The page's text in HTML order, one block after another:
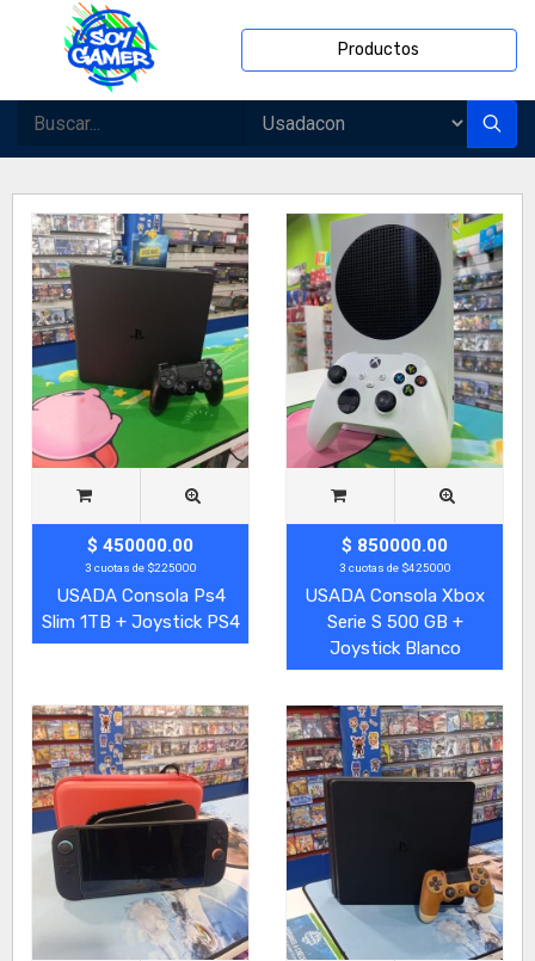
Productos
$ 450000.00
3 cuotas de $225000
USADA Consola Ps4
Slim 1TB + Joystick PS4
$ 850000.00
3 cuotas de $425000
USADA Consola Xbox
Serie S 500 GB +
Joystick Blanco